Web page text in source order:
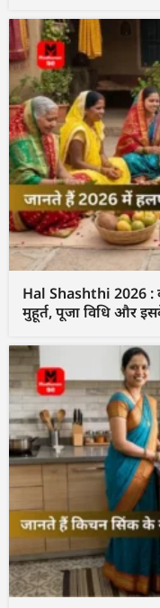
Hal Shashthi 2026 :
मुहूर्त, पूजा विधि और